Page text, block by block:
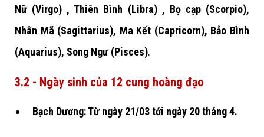
Nữ (Virgo) , Thiên Bình (Libra) , Bọ cạp (Scorpio),
Nhân Mã (Sagittarius), Ma Kết (Capricorn), Bảo Bình
(Aquarius), Song Ngư (Pisces).
3.2 - Ngày sinh của 12 cung hoàng đạo
Bạch Dương: Từ ngày 21/03 tới ngày 20 tháng 4.